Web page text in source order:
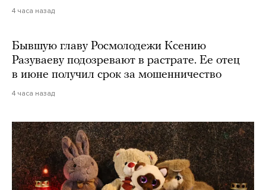
4 часа назад
Бывшую главу Росмолодежи Ксению
Разуваеву подозревают в растрате. Ее отец
в июне получил срок за мошенничество
4 часа назад